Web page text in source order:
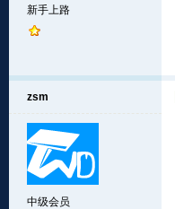
新手上路
zsm
中级会员